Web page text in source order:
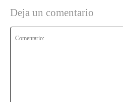
Deja un comentario